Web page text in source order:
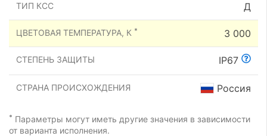
ТИП КСС Д
ЦВЕТОВАЯ ТЕМПЕРАТУРА, К * 3 000
СТЕПЕНЬ ЗАЩИТЫ IP67
СТРАНА ПРОИСХОЖДЕНИЯ Россия
* Параметры могут иметь другие значения в зависимости
от варианта исполнения.